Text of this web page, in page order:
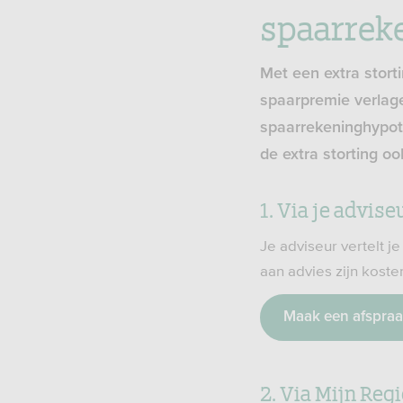
Met een extra
spaarpremie
de extra storting
1. Via je
Je adviseur vertelt
aan advies zijn
Maak een
2. Via Mijn